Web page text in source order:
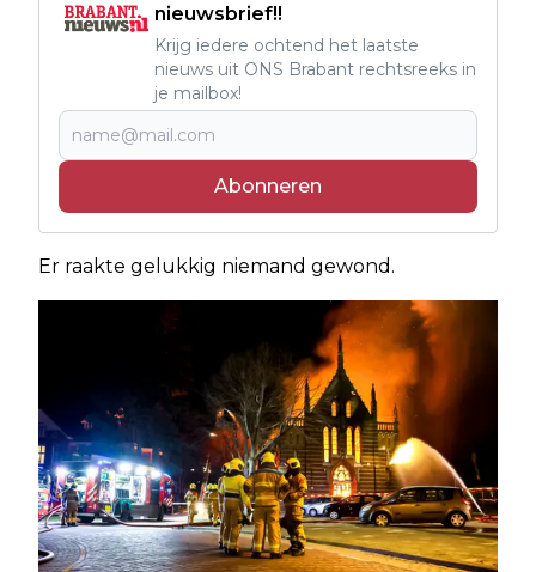
nieuwsbrief!!
Krijg iedere ochtend het laatste
nieuws uit ONS Brabant rechtsreeks in
je mailbox!
Abonneren
Er raakte gelukkig niemand gewond.